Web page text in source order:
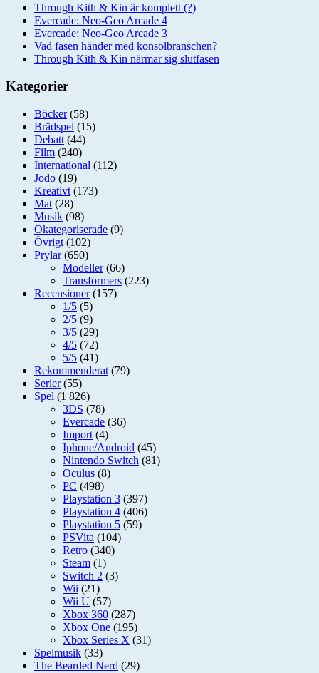
Through Kith & Kin är komplett (?)
Evercade: Neo-Geo Arcade 4
Evercade: Neo-Geo Arcade 3
Vad fasen händer med konsolbranschen?
Through Kith & Kin närmar sig slutfasen
Kategorier
Böcker(58)
Brädspel (15)
Debatt (44)
Film (240)
International (112)
Jodo (19)
Kreativt (173)
Mat (28)
Musik (98)
Okategoriserade (9)
Övrigt (102)
Prylar(650)
Modeller(66)
Transformers (223)
Recensioner(157)
1/5 (5)
2/5 (9)
3/5 (29)
4/5 (72)
5/5 (41)
Rekommenderat (79)
Serier(55)
Spel (1 826)
3DS (78)
Evercade (36)
Import (4)
Iphone/Android (45)
Nintendo Switch (81)
Oculus (8)
PC (498)
Playstation 3 (397)
Playstation 4 (406)
Playstation 5 (59)
PSVita (104)
Retro (340)
Steam (1)
Switch 2 (3)
Wii (21)
Wii U (57)
Xbox 360 (287)
Xbox One (195)
Xbox Series X (31)
Spelmusik (33)
The Bearded Nerd (29)